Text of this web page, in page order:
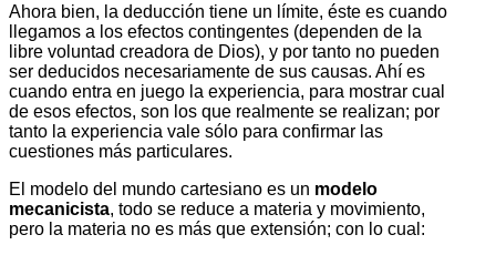
Ahora bien, la deducción tiene un límite, éste es cuando
llegamos a los efectos contingentes (dependen de la
libre voluntad creadora de Dios), y por tanto no pueden
ser deducidos necesariamente de sus causas. Ahí es
cuando entra en juego la experiencia, para mostrar cual
de esos efectos, son los que realmente se realizan; por
tanto la experiencia vale sólo para confirmar las
cuestiones más particulares.
El modelo del mundo cartesiano es un modelo
mecanicista, todo se reduce a materia y movimiento,
pero la materia no es más que extensión; con lo cual: